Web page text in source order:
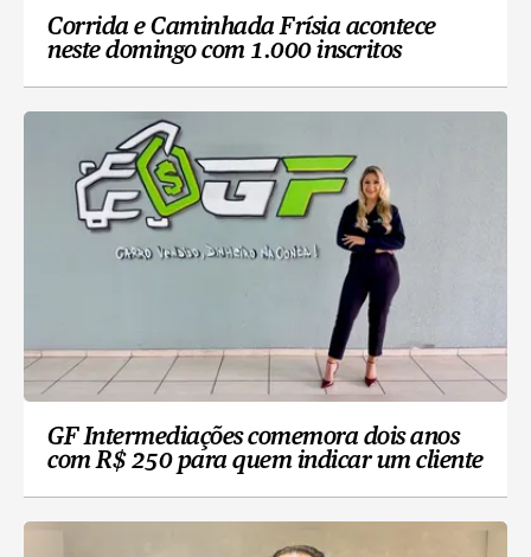
Corrida e Caminhada Frísia acontece
neste domingo com 1.000 inscritos
GF Intermediações comemora dois anos
com R$ 250 para quem indicar um cliente